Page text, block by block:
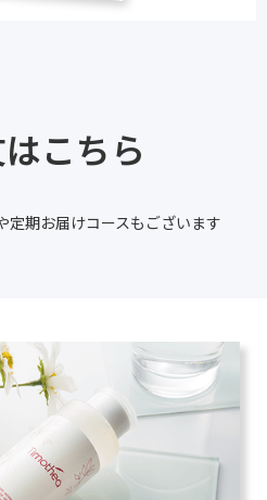
こちら
定期お届けコースもございます